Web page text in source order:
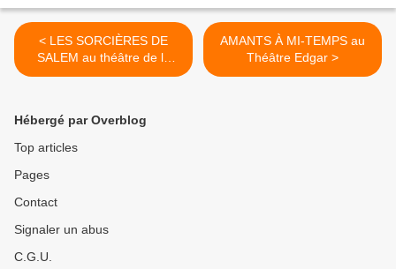
< LES SORCIÈRES DE
SALEM au théâtre de la
Ville – Espace Cardin
AMANTS À MI-TEMPS au
Théâtre Edgar >
Hébergé par Overblog
Top articles
Pages
Contact
Signaler un abus
C.G.U.